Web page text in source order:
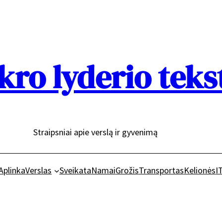
lyderio
Straipsniai apie verslą ir gyvenimą
Verslas SveikataNamaiGrožisTransportasKelionės